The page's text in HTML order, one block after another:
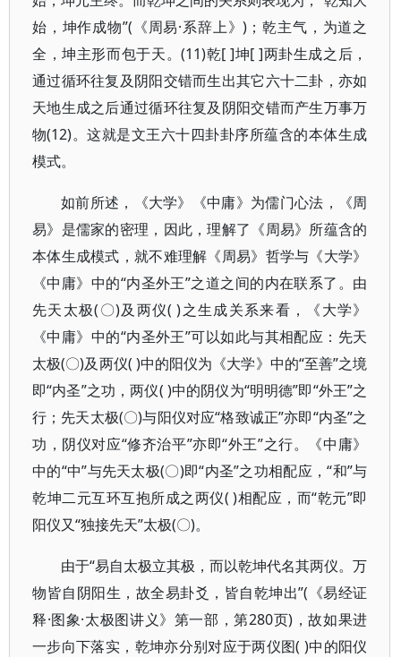
始，坤作成物”(《周易·系辞上》)；乾主气，为道之
全，坤主形而包于天。(11)乾[ ]坤[ ]两卦生成之后，
通过循环往复及阴阳交错而生出其它六十二卦，亦如
天地生成之后通过循环往复及阴阳交错而产生万事万
物(12)。这就是文王六十四卦卦序所蕴含的本体生成
模式。
如前所述，《大学》《中庸》为儒门心法，《周
易》是儒家的密理，因此，理解了《周易》所蕴含的
本体生成模式，就不难理解《周易》哲学与《大学》
《中庸》中的“内圣外王”之道之间的内在联系了。由
先天太极(〇)及两仪( )之生成关系来看，《大学》
《中庸》中的“内圣外王”可以如此与其相配应：先天
太极(〇)及两仪( )中的阳仪为《大学》中的“至善”之境
即“内圣”之功，两仪( )中的阴仪为“明明德”即“外王”之
行；先天太极(〇)与阳仪对应“格致诚正”亦即“内圣”之
功，阴仪对应“修齐治平”亦即“外王”之行。《中庸》
中的“中”与先天太极(〇)即“内圣”之功相配应，“和”与
乾坤二元互环互抱所成之两仪( )相配应，而“乾元”即
阳仪又“独接先天”太极(〇)。
由于“易自太极立其极，而以乾坤代名其两仪。万
物皆自阴阳生，故全易卦爻，皆自乾坤出”(《易经证
释·图象·太极图讲义》第一部，第280页)，故如果进
一步向下落实，乾坤亦分别对应于两仪图( )中的阳仪